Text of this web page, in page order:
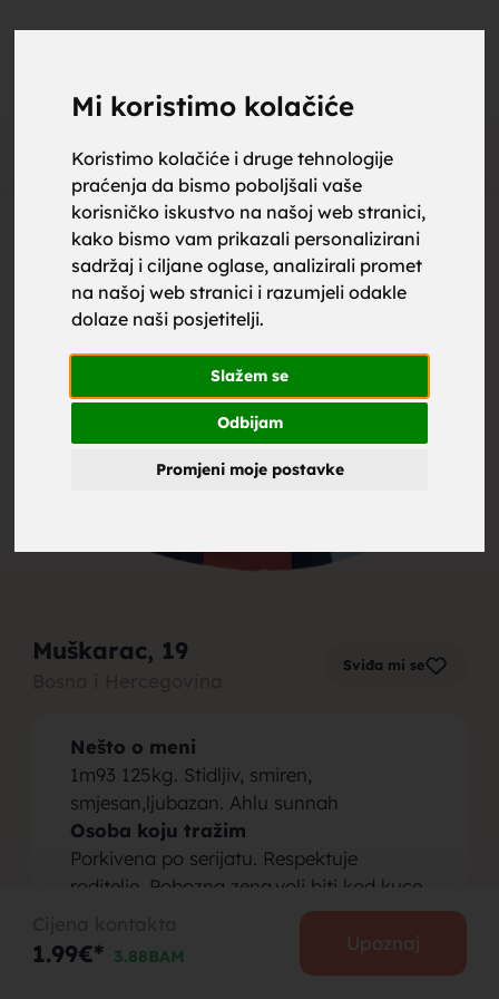
Mi koristimo kolačiće
Koristimo kolačiće i druge tehnologije
praćenja da bismo poboljšali vaše
korisničko iskustvo na našoj web stranici,
kako bismo vam prikazali personalizirani
sadržaj i ciljane oglase, analizirali promet
na našoj web stranici i razumjeli odakle
dolaze naši posjetitelji.
Slažem se
Odbijam
Promjeni moje postavke
Oglas
Muškarac, 19 Sviđa mi se
Nešto o meni
1m93 125kg. Stidljiv, smiren,
smjesan,ljubazan. Ahlu sunnah
Osoba koju tražim
Porkivena po serijatu. Respektuje
roditelje. Pobozna zena.voli biti kod kuce.
Voli se smijati. Hodati po planinama i jos
punl stvari…
1.99€* 3.88BAM
Upoznaj
upoznaj
za brak,
zene za
brak,
muskarci
za brak,